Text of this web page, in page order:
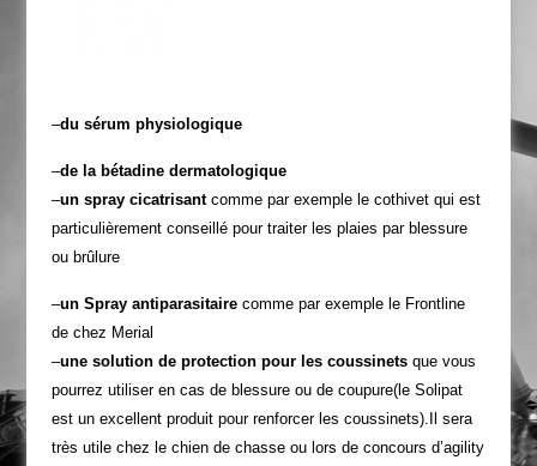
–du sérum physiologique
–de la bétadine dermatologique
–un spray cicatrisantcomme par exemple le cothivet qui est
particulièrement conseillé pour traiter les plaies par blessure
ou brûlure
–un Spray antiparasitairecomme par exemple le Frontline
de chez Merial
–une solution de protection pour les coussinetsque vous
pourrez utiliser en cas de blessure ou de coupure(le Solipat
est un excellent produit pour renforcer les coussinets).Il sera
très utile chez le chien de chasse ou lors de concours d’agility